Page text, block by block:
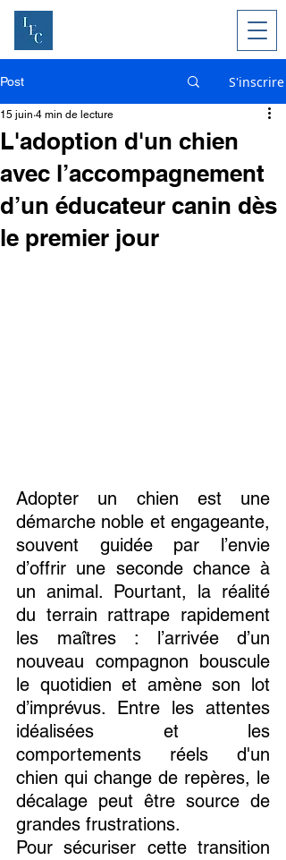
Post S'inscrire
L'adoption d'un chien
avec l’accompagnement
d’un éducateur canin dès
le premier jour
15 juin 4 min de lecture
Adopter un chien est une
démarche noble et engageante,
souvent guidée par l’envie
d’offrir une seconde chance à
un animal. Pourtant, la réalité
du terrain rattrape rapidement
les maîtres : l’arrivée d’un
nouveau compagnon bouscule
le quotidien et amène son lot
d’imprévus. Entre les attentes
idéalisées et les
comportements réels d'un
chien qui change de repères, le
décalage peut être source de
grandes frustrations.
Pour sécuriser cette transition